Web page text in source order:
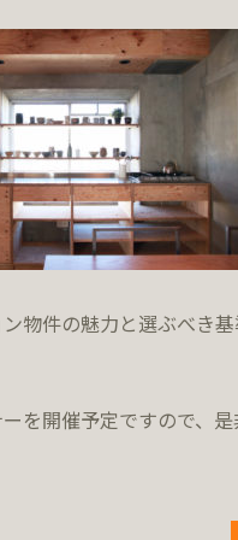
物件の魅力と選ぶべき
を開催予定ですので、是